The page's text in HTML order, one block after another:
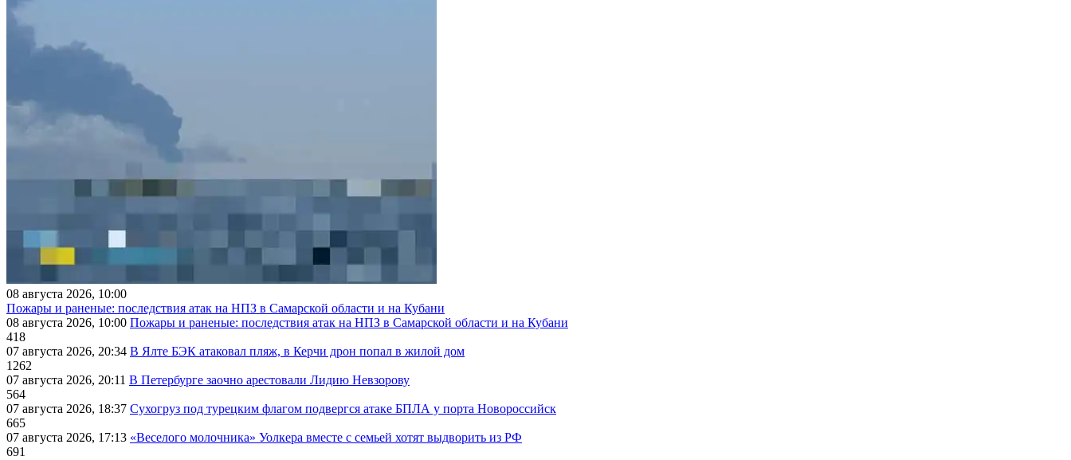
08 августа 2026, 10:00
Пожары и раненые: последствия атак на НПЗ в Самарской области и на Кубани
08 августа 2026, 10:00 Пожары и раненые: последствия атак на НПЗ в Самарской области и на Кубани
418
07 августа 2026, 20:34 В Ялте БЭК атаковал пляж, в Керчи дрон попал в жилой дом
1262
07 августа 2026, 20:11 В Петербурге заочно арестовали Лидию Невзорову
564
07 августа 2026, 18:37 Сухогруз под турецким флагом подвергся атаке БПЛА у порта Новороссийск
665
07 августа 2026, 17:13 «Веселого молочника» Уолкера вместе с семьей хотят выдворить из РФ
691